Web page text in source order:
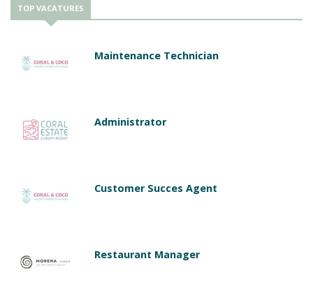
TOP VACATURES
Maintenance Technician
Administrator
Customer Succes Agent
Restaurant Manager